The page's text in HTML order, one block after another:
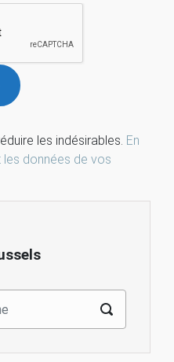
les indésirables. En
données de vos